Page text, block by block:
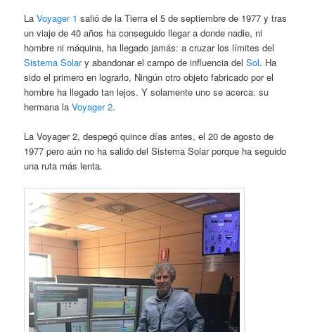
LaVoyager 1 salió de la Tierra el 5 de septiembre de 1977 y tras
un viaje de 40 años ha conseguido llegar a donde nadie, ni
hombre ni máquina, ha llegado jamás: a cruzar los límites del
Sistema Solary abandonar el campo de influencia delSol. Ha
sido el primero en lograrlo, Ningún otro objeto fabricado por el
hombre ha llegado tan lejos. Y solamente uno se acerca: su
hermana laVoyager 2.
La Voyager 2, despegó quince días antes, el 20 de agosto de
1977 pero aún no ha salido del Sistema Solar porque ha seguido
una ruta más lenta.